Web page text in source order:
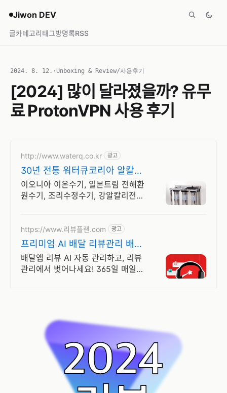
Jiwon DEV
글카테고리태그방명록RSS
2024. 8. 12. · Unboxing & Review/사용후기
[2024] 많이 달라졌을까? 유무
료 ProtonVPN 사용 후기
http://www.waterq.co.kr 광고
30년 전통 워터큐코리아 알칼리
이온수기,식품용정수기
이오니아 이온수기, 일본트림 전해환
원수기, 조리수정수기, 강알칼리전해
https://www.리뷰플랜.com 광고
프리미엄 AI 배달 리뷰관리 배민,
쿠팡,요기요 리뷰 관리
배달앱 리뷰 AI 자동 관리하고, 리뷰
관리에서 벗어나세요! 365일 매일